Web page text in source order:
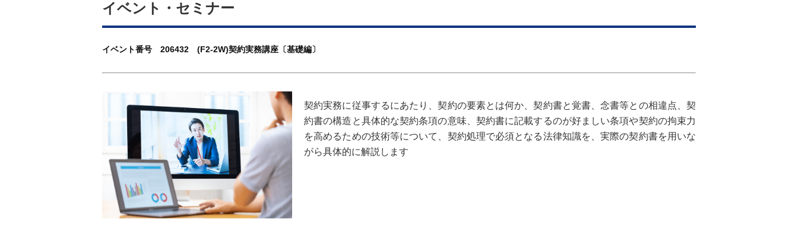
イベント・セミナー
イベント番号 206432 (F2-2W)契約実務講座〔基礎編〕
契約実務に従事するにあたり、契約の要素とは何か、契約書と覚書、念書等との相違点、契
約書の構造と具体的な契約条項の意味、契約書に記載するのが好ましい条項や契約の拘束力
を高めるための技術等について、契約処理で必須となる法律知識を、実際の契約書を用いな
がら具体的に解説します